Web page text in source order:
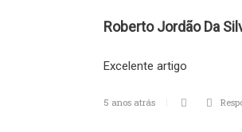
Roberto Jordão Da
Excelente artigo
5 anos atrás